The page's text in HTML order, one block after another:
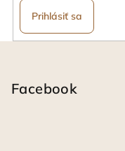
Prihlásiť sa
Facebook